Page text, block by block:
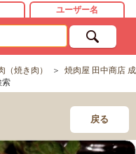
ユーザー名
（焼き肉） ＞ 焼肉屋 田中商店 成
索